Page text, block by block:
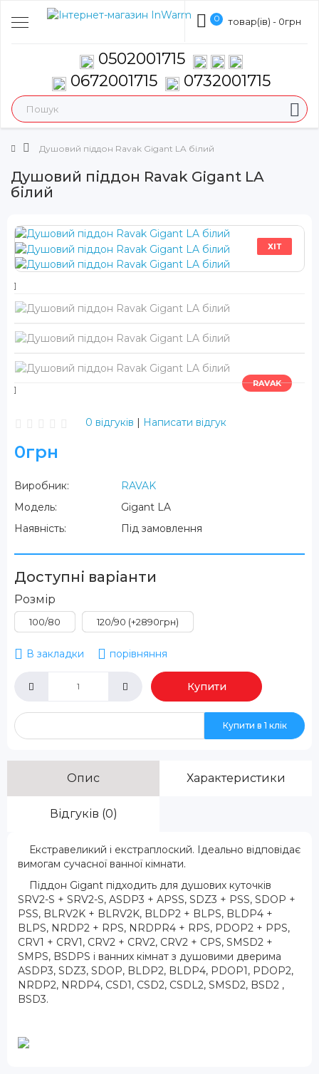
0 товар(ів) - 0грн
0502001715
0672001715
0732001715
Душовий піддон Ravak Gigant LA білий
Душовий піддон Ravak Gigant LA
білий
ХІТ
RAVAK
0 відгуків | Написати відгук
0грн
Виробник:
RAVAK
Модель:
Gigant LA
Наявність:
Під замовлення
Доступні варіанти
Розмір
100/80 120/90 (+2890грн)
В закладки порівняння
Купити
Купити в 1 клік
Опис Характеристики
Відгуків (0)
Екстравеликий і екстраплоский. Ідеально відповідає
вимогам сучасної ванної кімнати.
Піддон Gigant підходить для душових куточків
SRV2-S + SRV2-S, ASDP3 + APSS, SDZ3 + PSS, SDOP +
PSS, BLRV2K + BLRV2K, BLDP2 + BLPS, BLDP4 +
BLPS, NRDP2 + RPS, NRDPR4 + RPS, PDOP2 + PPS,
CRV1 + CRV1, CRV2 + CRV2, CRV2 + CPS, SMSD2 +
SMPS, BSDPS і ванних кімнат з душовими дверима
ASDP3, SDZ3, SDOP, BLDP2, BLDP4, PDOP1, PDOP2,
NRDP2, NRDP4, CSD1, CSD2, CSDL2, SMSD2, BSD2 ,
BSD3.